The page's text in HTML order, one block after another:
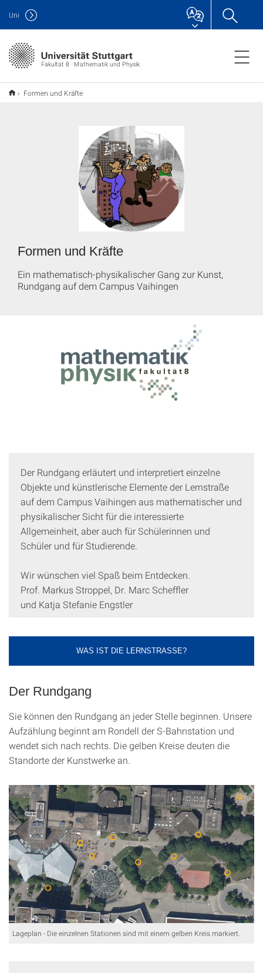
Fakultät 8 · Mathematik und Physik
Uni
Formen und Kräfte
Formen und Kräfte
Ein mathematisch-physikalischer Gang zur Kunst,
Rundgang auf dem Campus Vaihingen
Der Rundgang erläutert und interpretiert einzelne
Objekte und künstlerische Elemente der Lernstraße
auf dem Campus Vaihingen aus mathematischer und
physikalischer Sicht für die interessierte
Allgemeinheit, aber auch für Schüler­innen und
Schüler und für Studierende.
Wir wünschen viel Spaß beim Entdecken.
Prof. Markus Stroppel, Dr. Marc Scheffler
und Katja Stefanie Engstler
WAS IST DIE LERNSTRASSE?
Der Rundgang
Sie können den Rundgang an jeder Stelle beginnen. Unsere
Aufzählung beginnt am Rondell der S-Bahnstation und
wendet sich nach rechts. Die gelben Kreise deuten die
Standorte der Kunstwerke an.
Lageplan - Die einzelnen Stationen sind mit einem gelben Kreis markiert.